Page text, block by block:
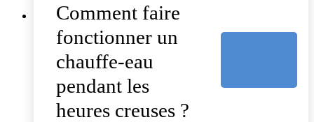
Comment faire
fonctionner un
chauffe-eau
pendant les
heures creuses ?